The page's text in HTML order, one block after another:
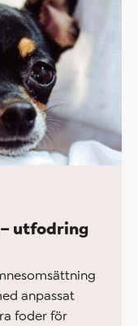
utfodring
anpassat
foder för